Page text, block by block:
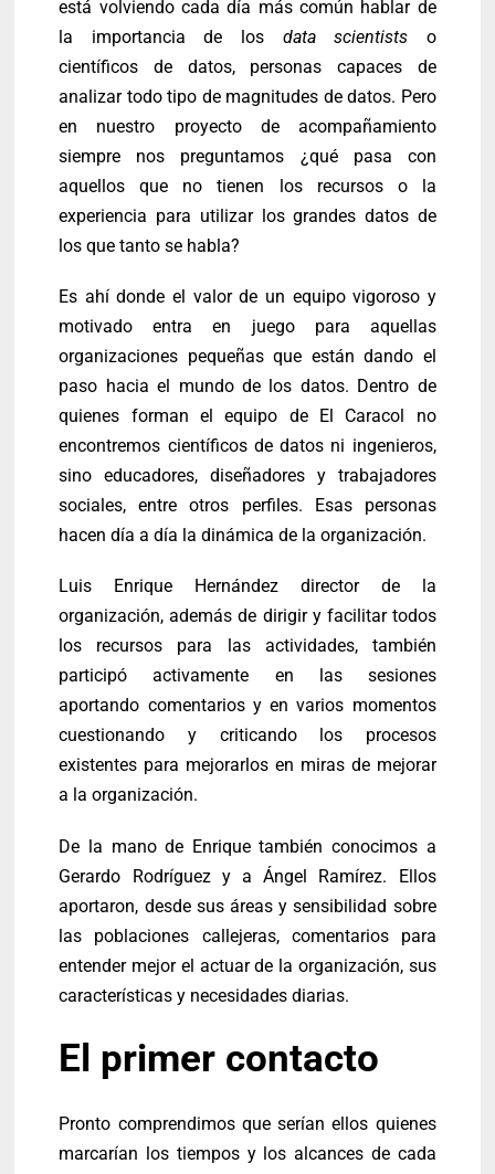
está volviendo cada día más común hablar de
la importancia de los data scientists o
científicos de datos, personas capaces de
analizar todo tipo de magnitudes de datos. Pero
en nuestro proyecto de acompañamiento
siempre nos preguntamos ¿qué pasa con
aquellos que no tienen los recursos o la
experiencia para utilizar los grandes datos de
los que tanto se habla?
Es ahí donde el valor de un equipo vigoroso y
motivado entra en juego para aquellas
organizaciones pequeñas que están dando el
paso hacia el mundo de los datos. Dentro de
quienes forman el equipo de El Caracol no
encontremos científicos de datos ni ingenieros,
sino educadores, diseñadores y trabajadores
sociales, entre otros perfiles. Esas personas
hacen día a día la dinámica de la organización.
Luis Enrique Hernández director de la
organización, además de dirigir y facilitar todos
los recursos para las actividades, también
participó activamente en las sesiones
aportando comentarios y en varios momentos
cuestionando y criticando los procesos
existentes para mejorarlos en miras de mejorar
a la organización.
De la mano de Enrique también conocimos a
Gerardo Rodríguez y a Ángel Ramírez. Ellos
aportaron, desde sus áreas y sensibilidad sobre
las poblaciones callejeras, comentarios para
entender mejor el actuar de la organización, sus
características y necesidades diarias.
El primer contacto
Pronto comprendimos que serían ellos quienes
marcarían los tiempos y los alcances de cada